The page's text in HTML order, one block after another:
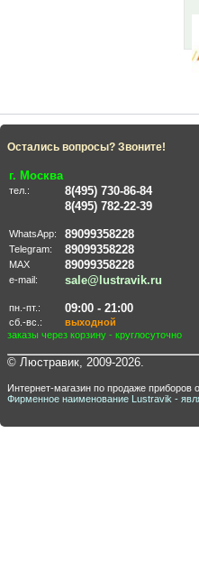
Остались вопросы? Звоните!
г. Москва
тел.:
8(495) 730-86-84
8(495) 782-22-39
WhatsApp: 89099358228
Telegram: 89099358228
MAX 89099358228
e-mail: sale@lustravik.ru
пн.-пт.: 09:00 - 21:00
сб.-вс.:
выходной
заказы через корзину - круглосуточно
© Люстравик, 2009-2026.
Интернет-магазин по продаже приборов
Фирменное наименование Lustravik -